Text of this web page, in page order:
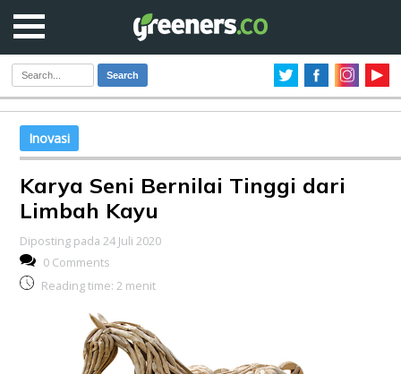
Search
Inovasi
Karya Seni Bernilai Tinggi dari
Limbah Kayu
Diposting pada 24 Juli 2020
0 Comments
Reading time: 2 menit